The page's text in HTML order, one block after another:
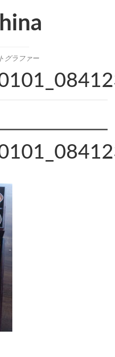
グラファー